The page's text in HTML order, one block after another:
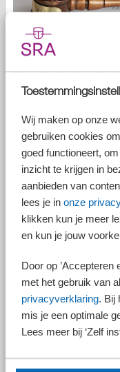
Wij maken op onze
gebruiken cookies
goed functioneert,
inzicht te krijgen in
aanbieden van
lees je in onze
klikken kun je meer
en kun je jouw
Door op ’Accepteren
met het gebruik van
privacyverklaring. Bij
mis je een optimale
Lees meer bij ‘Zelf
Wetsvoorstel
De Wet VBAR zou meer
gewerkt wordt als
werknemer en werkgever
meer duidelijkheid te
kunnen werken.
Alle
De Hoge Raad heeft op
Deliveroo-arrest even
gezichtspunt 'extern
wetsvoorstel VBAR
woog het extern
WZOP-toets
De WZOP-toets in het
kan worden als